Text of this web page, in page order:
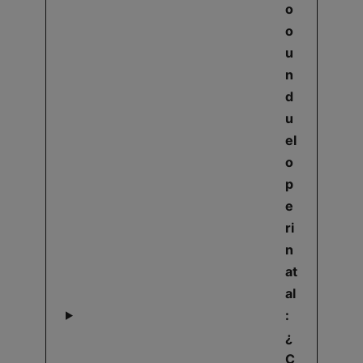
o
o
u
n
d
u
el
o
p
e
ri
n
at
al
:
¿
C